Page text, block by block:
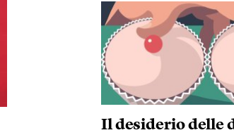
Il desiderio delle